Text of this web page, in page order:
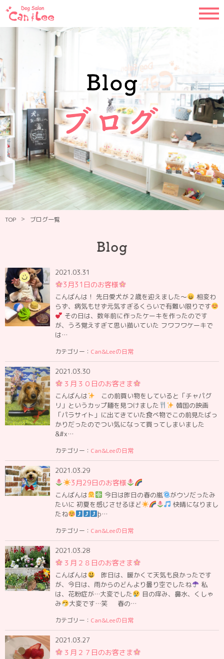
TOP > ブログ一覧
2021.03.31
3月31日のお客様
こんばんは！ 先日愛犬が２歳を迎えました〜
相変わ
らず、病気もせず元気すぎるくらいで有難い限りです
その日は、数年前に作ったケーキを作ったのです
が、うろ覚えすぎて思い描いていた フワフワケーキで
は…
カテゴリー： Can&Leeの日常
2021.03.30
３月３０日のお客さま
こんばんは
この前買い物をしていると「チャパグ
リ」というカップ麺を見つけました
韓国の映画
「パラサイト」に出てきていた食べ物でこの前見たばっ
かりだったのでつい気になって買ってしまいました
&#x…
カテゴリー： Can&Leeの日常
2021.03.29
3月29日のお客様
こんばんは 今日は昨日の春の嵐
がウソだったみ
たいに 初夏を感じさせるほど
快晴になりまし
たね
þ…
カテゴリー： Can&Leeの日常
2021.03.28
３月２８日のお客さま
こんばんは
昨日は、暖かくて天気も良かったです
が、今日は、雨からのどんより曇り空でしたね
私
は、花粉症が…大変でした
目の痒み、鼻水、くしゃ
み
大変です…笑 春の…
カテゴリー： Can&Leeの日常
2021.03.27
３月２７日のお客さま